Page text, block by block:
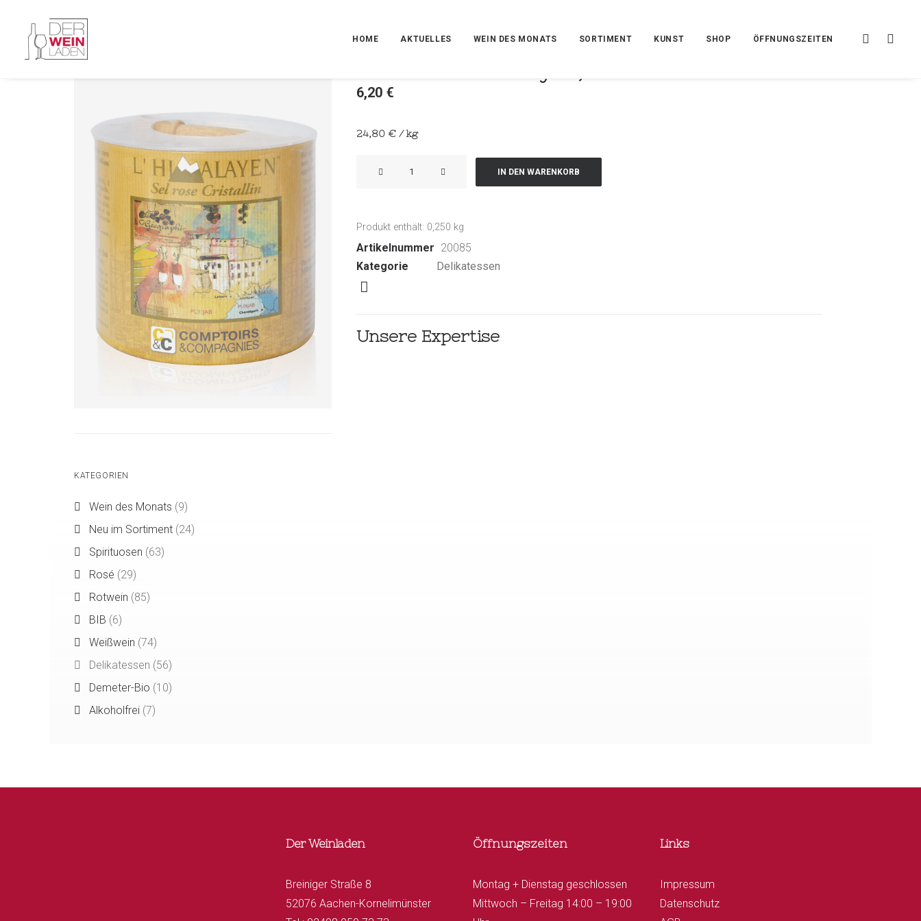
HOME AKTUELLES WEIN DES MONATS SORTIMENT KUNST SHOP ÖFFNUNGSZEITEN
KATEGORIEN
Wein des Monats (9)
Neu im Sortiment (24)
Spirituosen (63)
Rosé (29)
Rotwein (85)
BIB (6)
Weißwein (74)
Delikatessen (56)
Demeter-Bio (10)
Alkoholfrei (7)
6,20 €
24,80 € /kg
Dose
+
Löffelchen
Menge
IN DEN WARENKORB
Produkt enthält: 0,250 kg
Artikelnummer 20085
Kategorie
Delikatessen
Unsere Expertise
Der Weinladen
Breiniger Straße 8
52076 Aachen-Kornelimünster
Öffnungszeiten
Montag + Dienstag geschlossen
Mittwoch – Freitag 14:00 – 19:00
Links
Impressum
Datenschutz